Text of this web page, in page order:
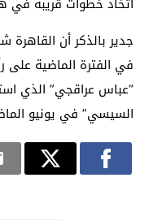
جدير بالذكر أن القاهرة
في الفترة الماضية على
“عباس عراقجي” الذي
السيسي” في يونيو